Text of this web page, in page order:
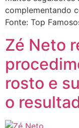
complementando
Fonte: Top
Zé Neto
rosto e
o